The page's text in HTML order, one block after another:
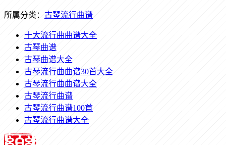
所属分类： 古琴流行曲谱
十大流行曲曲谱大全
古琴曲谱
古琴曲谱大全
古琴流行曲曲谱30首大全
古琴流行曲曲谱大全
古琴流行曲谱
古琴流行曲谱100首
古琴流行曲谱大全